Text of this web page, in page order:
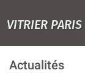
VITRIER PARIS
Actualités